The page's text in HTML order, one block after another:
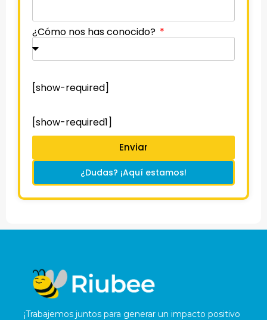
¿Cómo nos has conocido?
[show-required]
[show-required1]
Enviar
¿Dudas? ¡Aquí estamos!
¡Trabajemos juntos para generar un impacto positivo